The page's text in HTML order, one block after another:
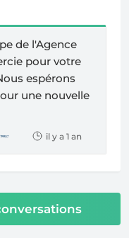
de l'Agence
pour votre
espérons
une nouvelle
il y a 1 an